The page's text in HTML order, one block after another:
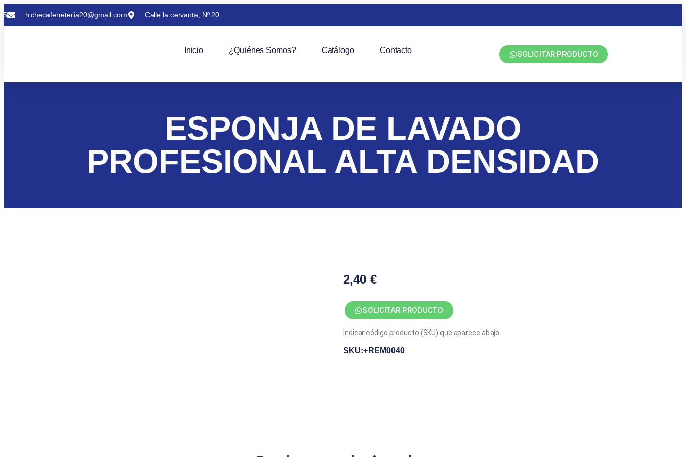
h.checaferreteria20@gmail.com Calle la cervanta, Nº 20
Inicio ¿Quiénes Somos? Catálogo Contacto SOLICITAR PRODUCTO
ESPONJA DE LAVADO
PROFESIONAL ALTA DENSIDAD
2,40 €
SOLICITAR PRODUCTO
Indicar código producto (SKU) que aparece abajo
SKU:+REM0040